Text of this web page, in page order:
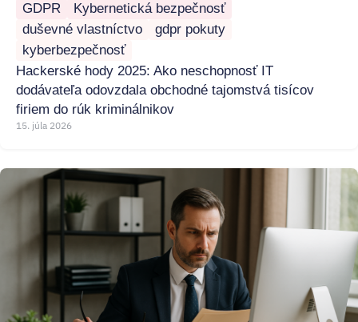
GDPR
Kybernetická bezpečnosť
duševné vlastníctvo
gdpr pokuty
kyberbezpečnosť
Hackerské hody 2025: Ako neschopnosť IT
dodávateľa odovzdala obchodné tajomstvá tisícov
firiem do rúk kriminálnikov
15. júla 2026